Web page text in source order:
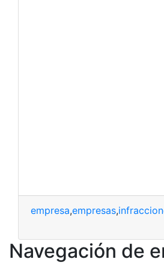
empresa,empresas,
Navegación de